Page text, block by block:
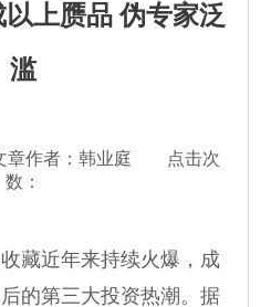
上赝品 伪专家泛
滥
作者：韩业庭 点击次
数：
近年来持续火爆，成
的第三大投资热潮。据